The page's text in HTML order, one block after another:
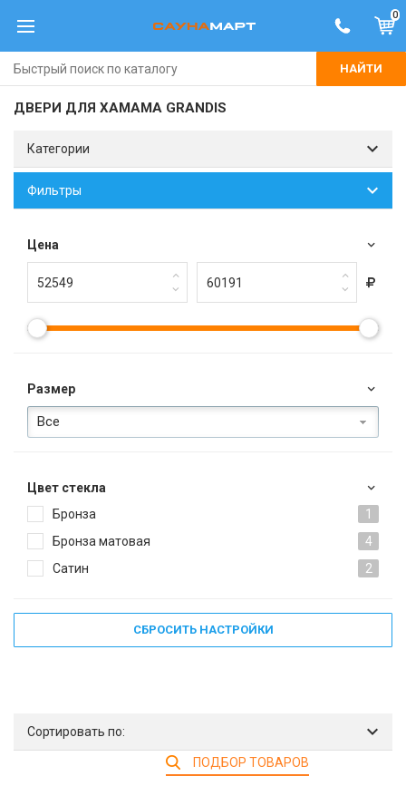
0
НАЙТИ
ДВЕРИ ДЛЯ ХАМАМА GRANDIS
Категории
Фильтры
Цена
Размер
Все
Цвет стекла
Бронза
1
Бронза матовая
4
Сатин
2
СБРОСИТЬ НАСТРОЙКИ
Сортировать по:
ПОДБОР ТОВАРОВ